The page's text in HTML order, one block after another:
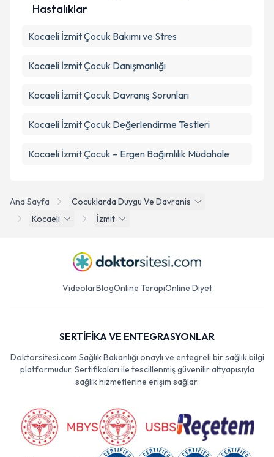
Ana Sayfa
Cocuklarda Duygu Ve Davranis
Kocaeli
İzmit
Hastalıklar
Kocaeli İzmit Çocuk Bakımı ve Stres
Kocaeli İzmit Çocuk Danışmanlığı
Kocaeli İzmit Çocuk Davranış Sorunları
Kocaeli İzmit Çocuk Değerlendirme Testleri
Kocaeli İzmit Çocuk – Ergen Bağımlılık Müdahale
VideolarBlogOnline TerapiOnline Diyet
SERTİFİKA VE ENTEGRASYONLAR
Doktorsitesi.com Sağlık Bakanlığı onaylı ve entegreli bir sağlık bilgi
platformudur. Sertifikaları ile tescillenmiş güvenilir altyapısıyla
sağlık hizmetlerine erişim sağlar.